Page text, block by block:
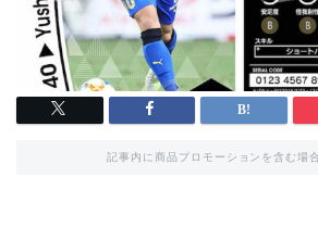
記事内に商品プロモーションを含む場